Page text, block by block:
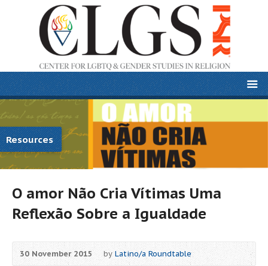
Resources
O amor Não Cria Vítimas Uma
Reflexão Sobre a Igualdade
30 November 2015 byLatino/a Roundtable